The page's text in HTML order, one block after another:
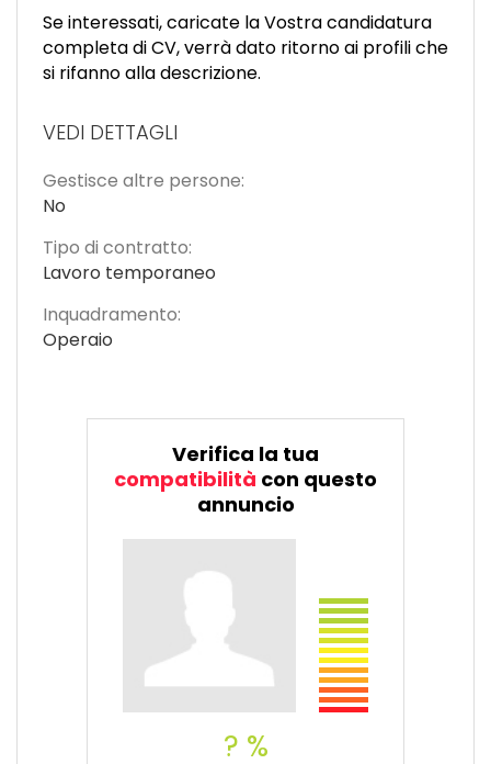
Se interessati, caricate la Vostra candidatura
completa di CV, verrà dato ritorno ai profili che
si rifanno alla descrizione.
VEDI DETTAGLI
Gestisce altre persone:
No
Tipo di contratto:
Lavoro temporaneo
Inquadramento:
Operaio
Verifica la tua
compatibilità con questo
annuncio
? %